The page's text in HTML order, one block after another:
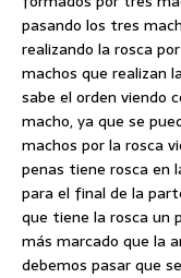
pasando los tres
realizando la rosca
machos que realizan
sabe el orden viendo
macho, ya que se
machos por la rosca
penas tiene rosca en
para el final de la
que tiene la rosca un
más marcado que la
debemos pasar que